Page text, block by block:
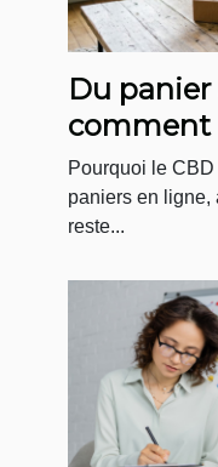
Du
comment
e-
Pourquoi le
paniers en ligne,
reste...